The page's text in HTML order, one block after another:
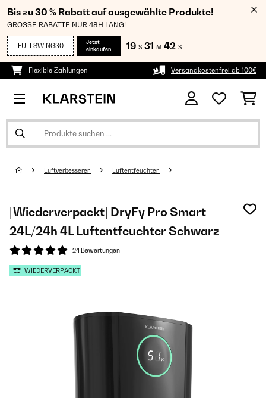
Bis zu 30 % Rabatt auf ausgewählte Produkte!
GROSSE RABATTE NUR 48H LANG!
FULLSWING30
Jetzt
einkaufen
19 S 31 M 42 S
Flexible Zahlungen Versandkostenfrei ab 100€
Luftverbesserer Luftentfeuchter
[Wiederverpackt] DryFy Pro Smart
24L/24h 4L Luftentfeuchter Schwarz
24 Bewertungen
WIEDERVERPACKT